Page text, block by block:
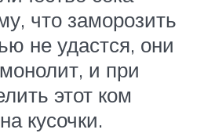
что заморозить
не удастся, они
и при
этот ком
кусочки.